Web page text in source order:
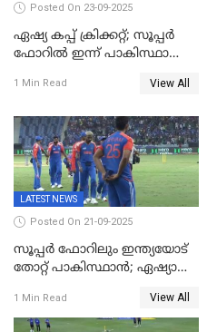
Posted On 23-09-2025
ഏഷ്യ കപ്പ് ക്രിക്കറ്റ്; സൂപ്പര്‍
ഫോറിൽ ഇന്ന് പാകിസ്ഥാനും
1 Min Read View All
LATEST NEWS
Posted On 21-09-2025
സൂപ്പർ ഫോറിലും ഇന്ത്യയോട്
തോറ്റ് പാകിസ്ഥാൻ; ഏഷ്യാ
ഇന്ത്യ, അഭിഷേക് ശർമ്മയ്ക്ക്
അർദ്ധ സെഞ്ച്വറി
1 Min Read View All